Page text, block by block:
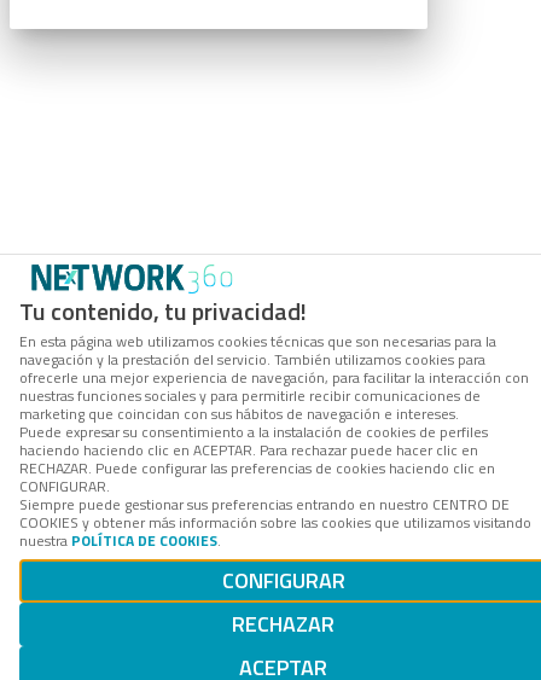
Tu contenido, tu privacidad!
En esta página web utilizamos cookies técnicas que son necesarias para la
navegación y la prestación del servicio. También utilizamos cookies para
ofrecerle una mejor experiencia de navegación, para facilitar la interacción con
nuestras funciones sociales y para permitirle recibir comunicaciones de
marketing que coincidan con sus hábitos de navegación e intereses.
Puede expresar su consentimiento a la instalación de cookies de perfiles
haciendo haciendo clic en ACEPTAR. Para rechazar puede hacer clic en
RECHAZAR. Puede configurar las preferencias de cookies haciendo clic en
CONFIGURAR.
Siempre puede gestionar sus preferencias entrando en nuestro CENTRO DE
COOKIES y obtener más información sobre las cookies que utilizamos visitando
nuestra POLÍTICA DE COOKIES.
CONFIGURAR
RECHAZAR
ACEPTAR